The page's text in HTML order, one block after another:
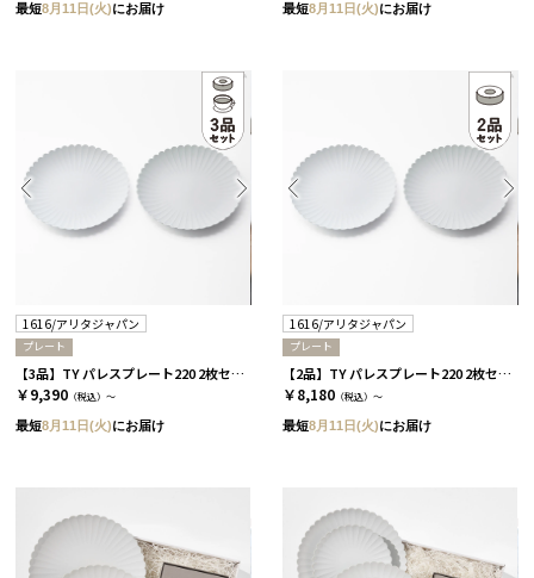
最短8月11日(火)にお届け 最短8月11日(火)にお届け
1616/アリタジャパン
プレート
【3品】TY パレスプレート220 2枚セット［1616/アリタジャパン］
￥9,390 （税込）～
最短8月11日(火)にお届け
1616/アリタジャパン
プレート
【2品】TY パレスプレート220 2枚セット［1616/アリタジャパン］
￥8,180 （税込）～
最短8月11日(火)にお届け